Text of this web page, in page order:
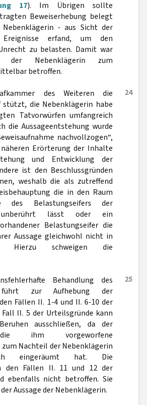
17). Im Übrigen sollte
Beweiserhebung belegt
Nebenklägerin - aus Sicht der
erfand, um den
zu belasten. Damit war
der Nebenklägerin zum
betroffen.
24
des Weiteren die
stützt, die Nebenklägerin habe
Tatvorwürfen umfangreich
die Aussageentstehung wurde
nachvollzogen“,
Erörterung der Inhalte
und Entwicklung der
ist den Beschlussgründen
weshalb die als zutreffend
die in den Raum
des Belastungseifers der
unberührt lässt oder ein
Belastungseifer die
Aussage gleichwohl nicht in
Hierzu schweigen die
25
Behandlung des
führt zur Aufhebung der
Fällen II. 1-4 und II. 6-10 der
II. 5 der Urteilsgründe kann
ausschließen, da der
ihm vorgeworfene
Nachteil der Nebenklägerin
eingeräumt hat. Die
den Fällen II. 11 und 12 der
ebenfalls nicht betroffen. Sie
Aussage der Nebenklägerin.